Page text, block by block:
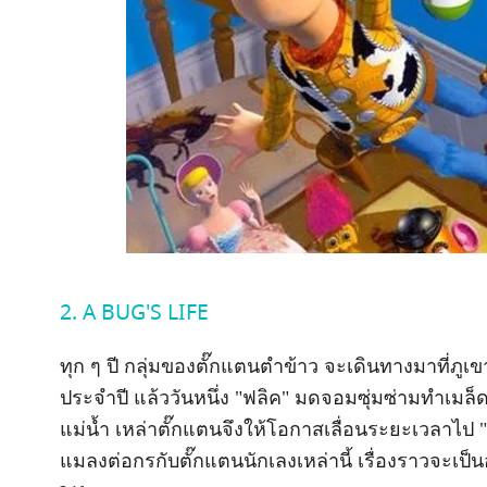
2. A BUG'S LIFE
ทุก ๆ ปี กลุ่มของตั๊กแตนตำข้าว จะเดินทางมาที่ภูเ
ประจำปี แล้ววันหนึ่ง "ฟลิค" มดจอมซุ่มซ่ามทำเม
แม่น้ำ เหล่าตั๊กแตนจึงให้โอกาสเลื่อนระยะเวลาไ
แมลงต่อกรกับตั๊กแตนนักเลงเหล่านี้ เรื่องราวจะเ